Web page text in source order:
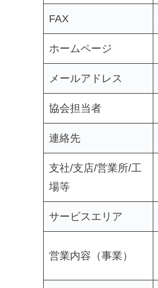
FAX
ホームページ
メールアドレス
協会担当者
連絡先
支社/支店/営業所/工
場等
サービスエリア
営業内容（事業）